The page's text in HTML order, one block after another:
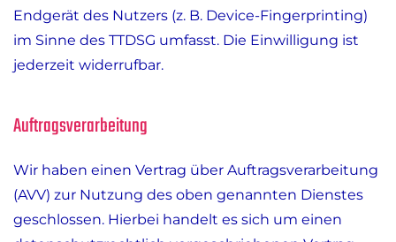
Endgerät des Nutzers (z. B. Device-Fingerprinting)
im Sinne des TTDSG umfasst. Die Einwilligung ist
jederzeit widerrufbar.
Auftragsverarbeitung
Wir haben einen Vertrag über Auftragsverarbeitung
(AVV) zur Nutzung des oben genannten Dienstes
geschlossen. Hierbei handelt es sich um einen